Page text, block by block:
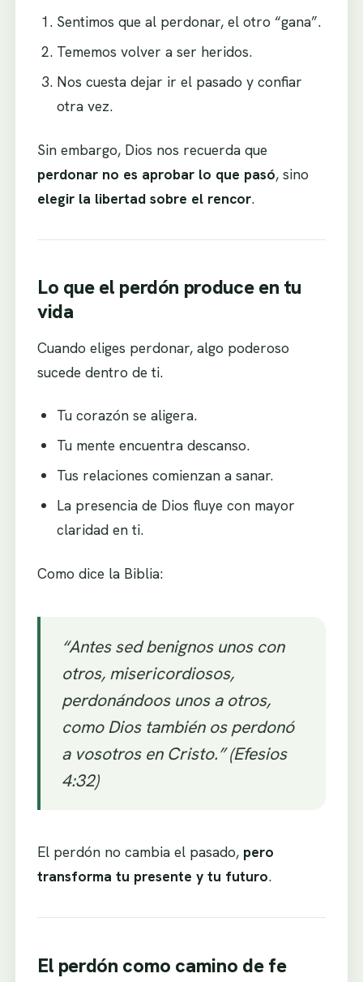
Sentimos que al perdonar, el otro “gana”.
Tememos volver a ser heridos.
Nos cuesta dejar ir el pasado y confiar
otra vez.
Sin embargo, Dios nos recuerda que
perdonar no es aprobar lo que pasó, sino
elegir la libertad sobre el rencor.
Lo que el perdón produce en tu
vida
Cuando eliges perdonar, algo poderoso
sucede dentro de ti.
Tu corazón se aligera.
Tu mente encuentra descanso.
Tus relaciones comienzan a sanar.
La presencia de Dios fluye con mayor
claridad en ti.
Como dice la Biblia:
“Antes sed benignos unos con
otros, misericordiosos,
perdonándoos unos a otros,
como Dios también os perdonó
a vosotros en Cristo.” (Efesios
4:32)
El perdón no cambia el pasado, pero
transforma tu presente y tu futuro.
El perdón como camino de fe